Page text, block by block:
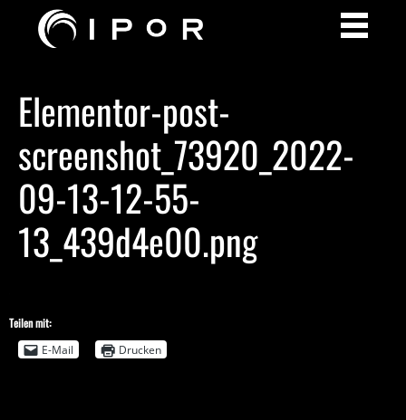
Elementor-post-
screenshot_73920_2022-
09-13-12-55-
13_439d4e00.png
Teilen mit:
E-Mail
Drucken